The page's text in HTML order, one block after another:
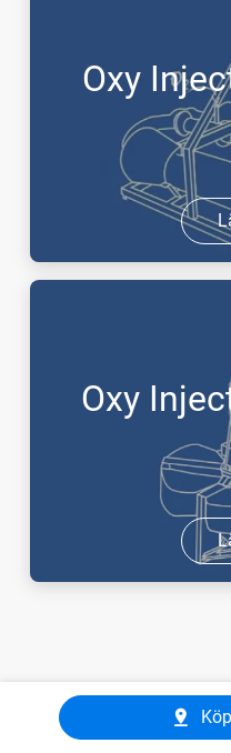
Oxy
Oxy
Det här kan